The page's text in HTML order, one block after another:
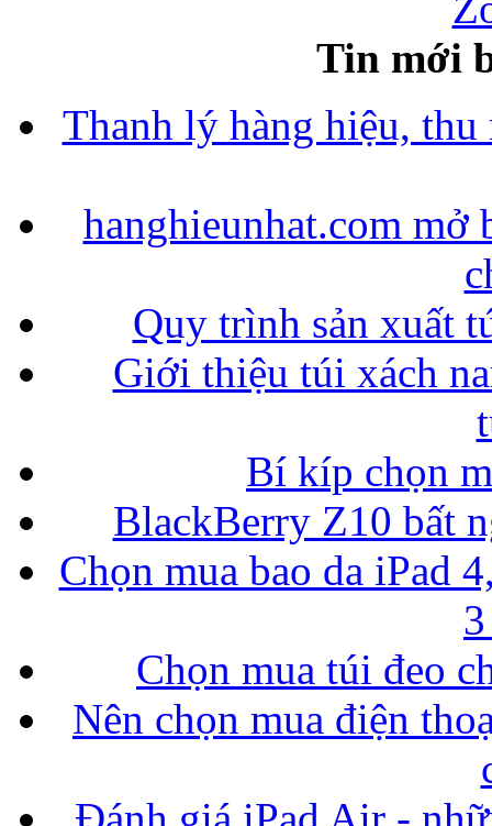
Tin mới
Thanh lý hàng hiệu,
hanghieunhat.com mở
Quy trình sản xuất
Giới thiệu túi xách
Bí kíp chọn
BlackBerry Z10 bất
Chọn mua bao da iPad
Chọn mua túi đeo
Nên chọn mua điện